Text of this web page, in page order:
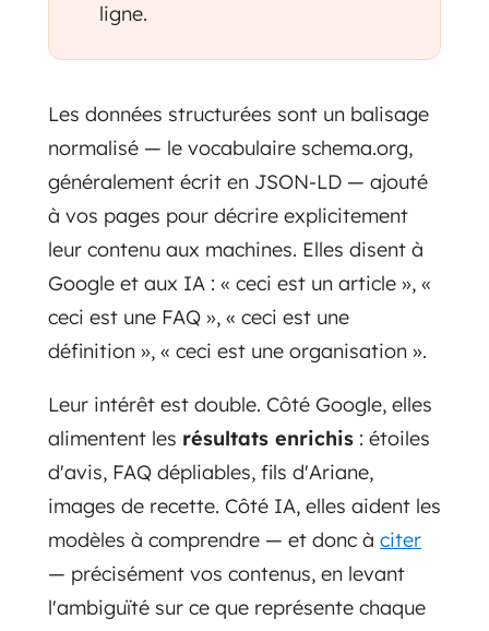
ligne.
Les données structurées sont un balisage
normalisé — le vocabulaire schema.org,
généralement écrit en JSON-LD — ajouté
à vos pages pour décrire explicitement
leur contenu aux machines. Elles disent à
Google et aux IA : « ceci est un article », «
ceci est une FAQ », « ceci est une
définition », « ceci est une organisation ».
Leur intérêt est double. Côté Google, elles
alimentent les résultats enrichis : étoiles
d'avis, FAQ dépliables, fils d'Ariane,
images de recette. Côté IA, elles aident les
modèles à comprendre — et donc à citer
— précisément vos contenus, en levant
l'ambiguïté sur ce que représente chaque